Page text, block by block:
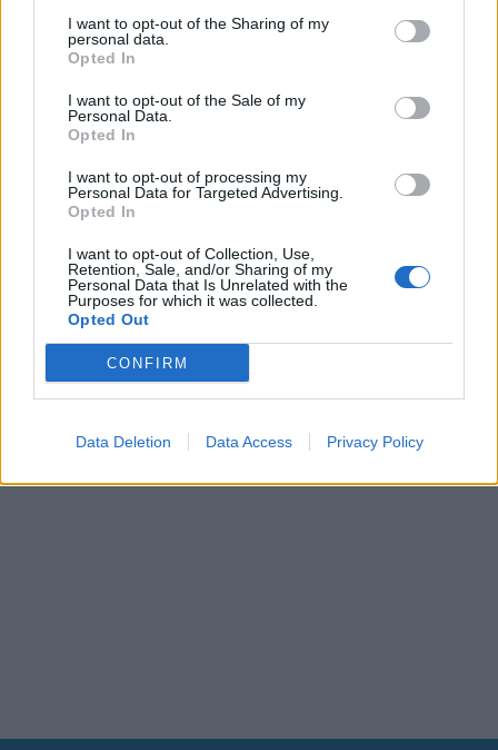
I want to opt-out of the Sharing of my
personal data.
Opted In
I want to opt-out of the Sale of my
Personal Data.
Opted In
I want to opt-out of processing my
Personal Data for Targeted Advertising.
Opted In
I want to opt-out of Collection, Use,
Retention, Sale, and/or Sharing of my
Personal Data that Is Unrelated with the
Purposes for which it was collected.
Opted Out
CONFIRM
Data Deletion Data Access Privacy Policy